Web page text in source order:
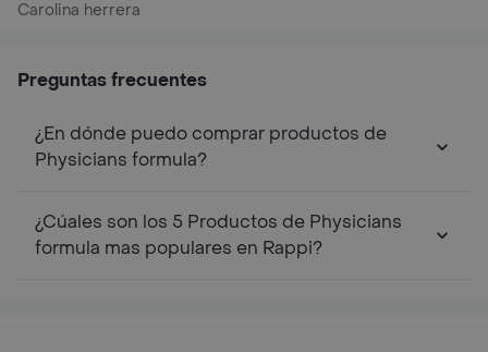
Carolina herrera
Preguntas frecuentes
¿En dónde puedo comprar productos de
Physicians formula?
¿Cúales son los 5 Productos de Physicians
formula mas populares en Rappi?